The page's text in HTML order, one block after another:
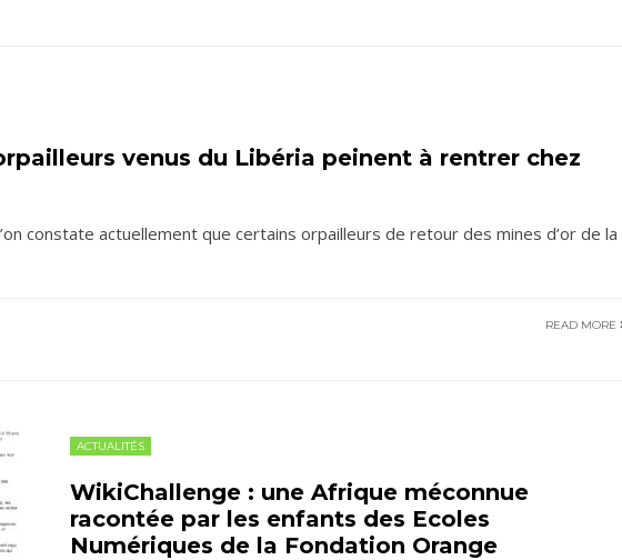
venus du Libéria peinent à rentrer chez
constate actuellement que certains orpailleurs de retour des mines d’or de la
READ MORE
ACTUALITÉS
WikiChallenge : une Afrique méconnue
racontée par les enfants des Ecoles
Numériques de la Fondation Orange